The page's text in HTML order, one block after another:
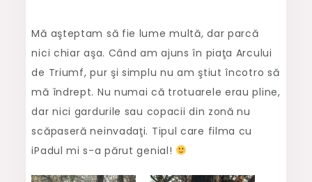
Mă aşteptam să fie lume multă, dar parcă
nici chiar aşa. Când am ajuns în piaţa Arcului
de Triumf, pur şi simplu nu am ştiut încotro să
mă îndrept. Nu numai că trotuarele erau pline,
dar nici gardurile sau copacii din zonă nu
scăpaseră neinvadaţi. Tipul care filma cu
iPadul mi s-a părut genial!